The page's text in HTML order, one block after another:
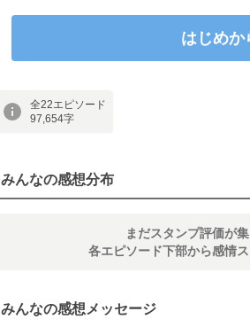
最初は反発し合っていた2人。だけど
偽りの王子様とひねくれた野良犬。
「先輩、アンバサダーの契約内容を覚
利害が一致しない両者のすれ違いお仕
はじめか
全22エピソード
97,654字
みんなの感想分布
まだスタンプ評価が
各エピソード下部から感情
みんなの感想メッセージ